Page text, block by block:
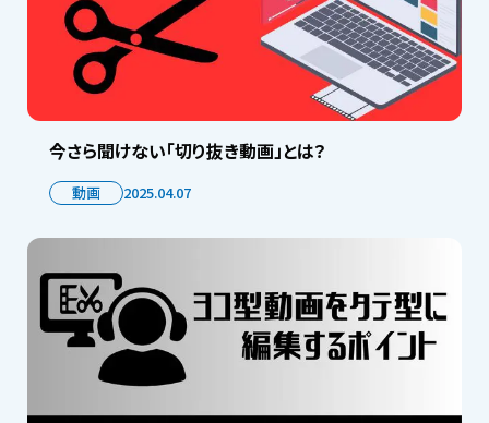
今さら聞けない「切り抜き動画」とは？
動画 2025.04.07